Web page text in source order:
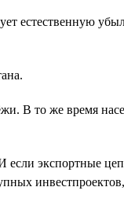
естественную
В то же время
экспортные